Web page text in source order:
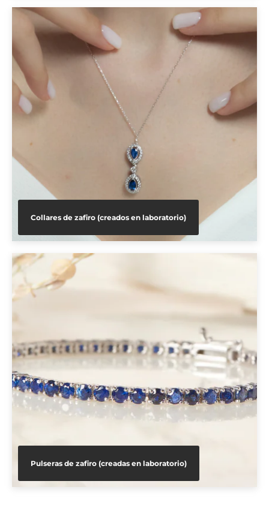
Collares de zafiro (creados en laboratorio)
Pulseras de zafiro (creadas en laboratorio)